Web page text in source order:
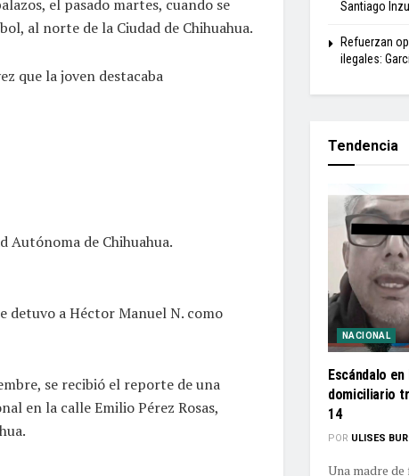
el pasado martes, cuando se
al norte de la Ciudad de Chihuahua.
que la joven destacaba
Autónoma de Chihuahua.
detuvo a Héctor Manuel N. como
se recibió el reporte de una
en la calle Emilio Pérez Rosas,
Santiago
Refuerzan
ilegales:
Tendencia
NACIONAL
Escándalo
domiciliario
14
POR ULISES
Una madre